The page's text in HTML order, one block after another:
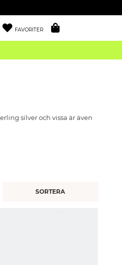
FAVORITER
silver och vissa är även